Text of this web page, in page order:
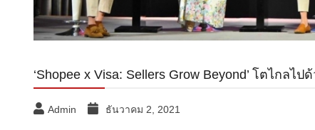
‘Shopee x Visa: Sellers Grow Beyond’ โตไกล
Admin ธันวาคม 2, 2021